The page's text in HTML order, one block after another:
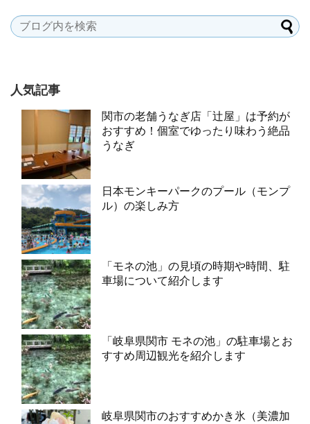
人気記事
関市の老舗うなぎ店「辻屋」は予約が
おすすめ！個室でゆったり味わう絶品
うなぎ
日本モンキーパークのプール（モンプ
ル）の楽しみ方
「モネの池」の見頃の時期や時間、駐
車場について紹介します
「岐阜県関市 モネの池」の駐車場とお
すすめ周辺観光を紹介します
岐阜県関市のおすすめかき氷（美濃加